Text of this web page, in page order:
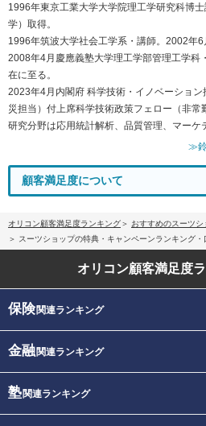
1996年東京工業大学大学院理工学研究科博
学）取得。
1996年筑波大学社会工学系・講師。2002年6
2008年4月慶應義塾大学理工学部管理工学科
在に至る。
2023年4月内閣府 科学技術・イノベーショ
災担当）付上席科学技術政策フェロー（非常
研究分野は応用統計解析、品質管理、マーケ
≫鈴
顧客満足度について
オリコン顧客満足度ランキング おすすめのスーツシ
スーツショップの特典・キャンペーンランキング・
オリコン顧客満足度
保険関連ランキング
金融関連ランキング
塾関連ランキング